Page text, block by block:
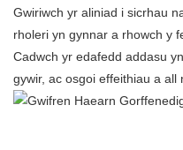
Gwiriwch yr aliniad i sicrhau
rholeri yn gynnar a rhowch y
Cadwch yr edafedd addasu
gywir, ac osgoi effeithiau a all